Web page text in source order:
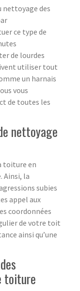
nettoyage des
ce type de
de lourdes
utiliser tout
un harnais
vous
de toutes les
nettoyage
toiture en
Ainsi, la
subies
appel aux
coordonnées
de votre toit
ainsi qu’une
toiture